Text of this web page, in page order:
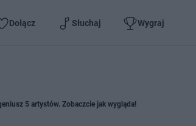
Dołącz Słuchaj Wygraj
5 artystów. Zobaczcie jak wygląda!